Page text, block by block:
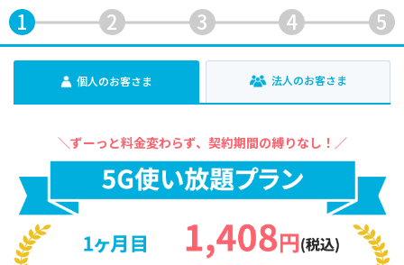
1 2 3 4 5
個人のお客さま 法人のお客さま
＼ずーっと料金変わらず、契約期間の縛りなし！／